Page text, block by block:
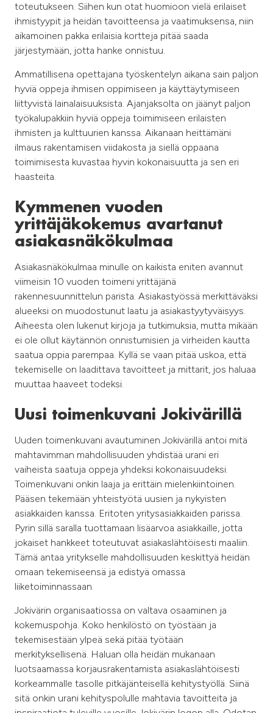
toteutukseen. Siihen kun otat huomioon vielä erilaiset
ihmistyypit ja heidän tavoitteensa ja vaatimuksensa, niin
aikamoinen pakka erilaisia kortteja pitää saada
järjestymään, jotta hanke onnistuu.
Ammatillisena opettajana työskentelyn aikana sain paljon
hyviä oppeja ihmisen oppimiseen ja käyttäytymiseen
liittyvistä lainalaisuuksista. Ajanjaksolta on jäänyt paljon
työkalupakkiin hyviä oppeja toimimiseen erilaisten
ihmisten ja kulttuurien kanssa. Aikanaan heittämäni
ilmaus rakentamisen viidakosta ja siellä oppaana
toimimisesta kuvastaa hyvin kokonaisuutta ja sen eri
haasteita.
Kymmenen vuoden
yrittäjäkokemus avartanut
asiakasnäkökulmaa
Asiakasnäkökulmaa minulle on kaikista eniten avannut
viimeisin 10 vuoden toimeni yrittäjänä
rakennesuunnittelun parista. Asiakastyössä merkittäväksi
alueeksi on muodostunut laatu ja asiakastyytyväisyys.
Aiheesta olen lukenut kirjoja ja tutkimuksia, mutta mikään
ei ole ollut käytännön onnistumisien ja virheiden kautta
saatua oppia parempaa. Kyllä se vaan pitää uskoa, että
tekemiselle on laadittava tavoitteet ja mittarit, jos haluaa
muuttaa haaveet todeksi.
Uusi toimenkuvani Jokivärillä
Uuden toimenkuvani avautuminen Jokivärillä antoi mitä
mahtavimman mahdollisuuden yhdistää urani eri
vaiheista saatuja oppeja yhdeksi kokonaisuudeksi.
Toimenkuvani onkin laaja ja erittäin mielenkiintoinen.
Pääsen tekemään yhteistyötä uusien ja nykyisten
asiakkaiden kanssa. Eritoten yritysasiakkaiden parissa.
Pyrin sillä saralla tuottamaan lisäarvoa asiakkaille, jotta
jokaiset hankkeet toteutuvat asiakaslähtöisesti maaliin.
Tämä antaa yritykselle mahdollisuuden keskittyä heidän
omaan tekemiseensä ja edistyä omassa
liiketoiminnassaan.
Jokivärin organisaatiossa on valtava osaaminen ja
kokemuspohja. Koko henkilöstö on työstään ja
tekemisestään ylpeä sekä pitää työtään
merkityksellisenä. Haluan olla heidän mukanaan
luotsaamassa korjausrakentamista asiakaslähtöisesti
korkeammalle tasolle pitkäjänteisellä kehitystyöllä. Siinä
sitä onkin urani kehityspolulle mahtavia tavoitteita ja